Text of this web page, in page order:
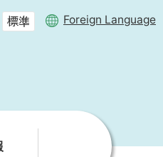
Foreign Language